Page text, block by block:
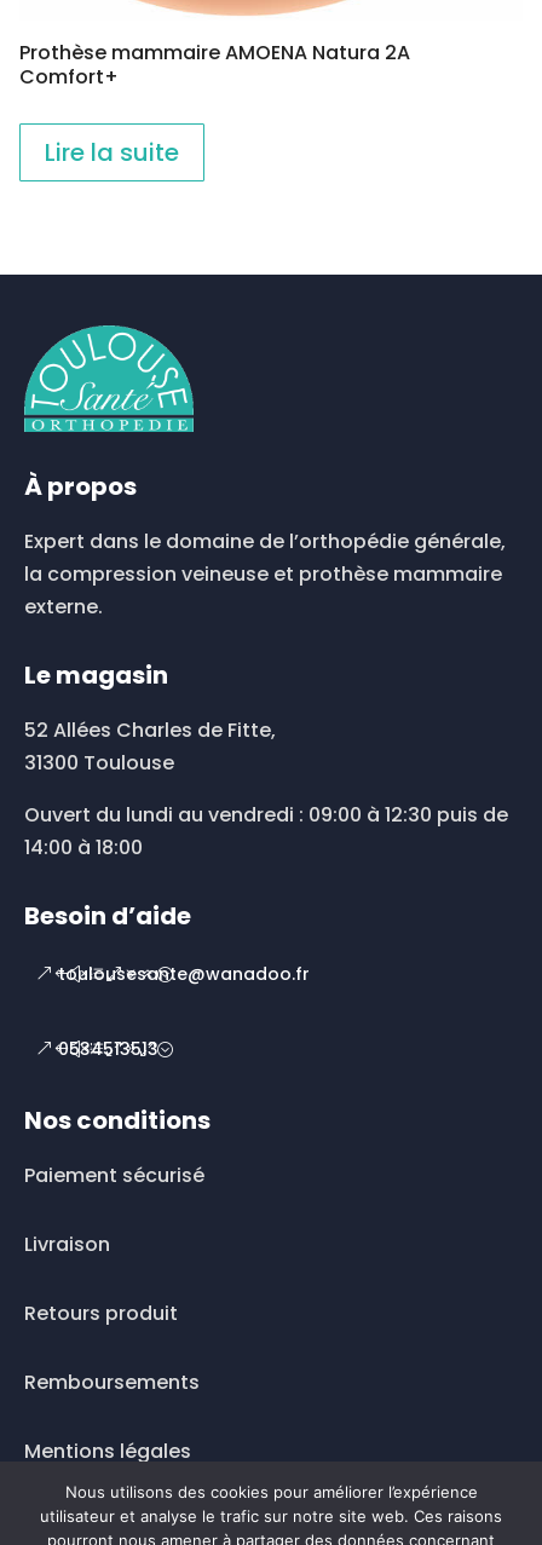
Prothèse mammaire AMOENA Natura 2A
Comfort+
Lire la suite
À propos
Expert dans le domaine de l’orthopédie générale,
la compression veineuse et prothèse mammaire
externe.
Le magasin
52 Allées Charles de Fitte,
31300 Toulouse
Ouvert du lundi au vendredi : 09:00 à 12:30 puis de
14:00 à 18:00
Besoin d’aide
toulousesante@wanadoo.fr
0534513513
Nos conditions
Paiement sécurisé
Livraison
Retours produit
Remboursements
Mentions légales
Questions fréquentes
Nous utilisons des cookies pour améliorer l’expérience
utilisateur et analyse le trafic sur notre site web. Ces raisons
pourront nous amener à partager des données concernant